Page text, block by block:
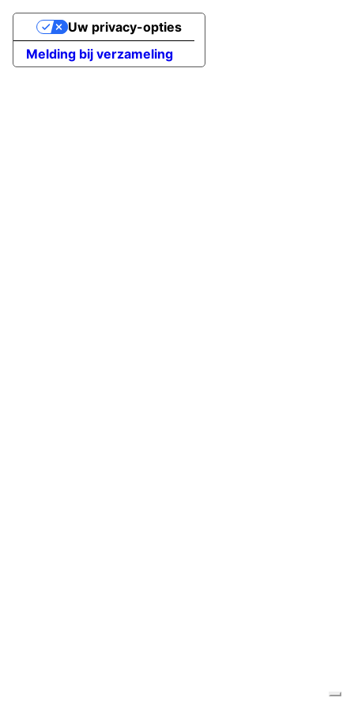
Melding bij verzameling
Uw privacy-opties